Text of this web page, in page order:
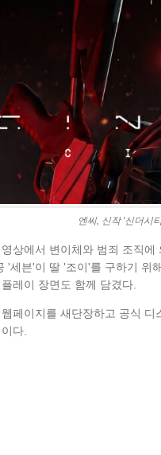
엔씨, 신작 '신더시
상에서 변이체와 범죄 조직
'세븐'이 딸 '조이'를 구하기 위
레이 장면도 함께 담겼다.
페이지를 새단장하고 공식
다.